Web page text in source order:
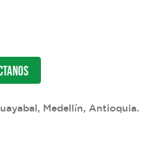
Medellín, Antioquia.